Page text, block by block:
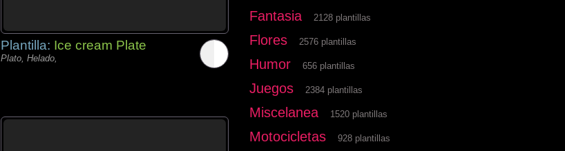
Plantilla: Ice cream Plate
Plato, Helado,
Fantasia 2128 plantillas
Flores 2576 plantillas
Humor 656 plantillas
Juegos 2384 plantillas
Miscelanea 1520 plantillas
Motocicletas 928 plantillas